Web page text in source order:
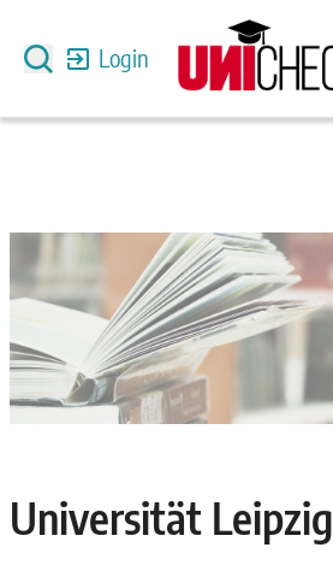
Login
Universität Leipzig